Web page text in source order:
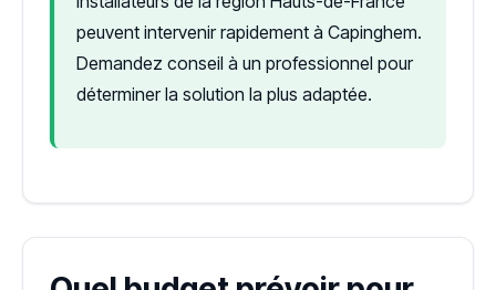
peuvent intervenir rapidement à Capinghem.
Demandez conseil à un professionnel pour
déterminer la solution la plus adaptée.